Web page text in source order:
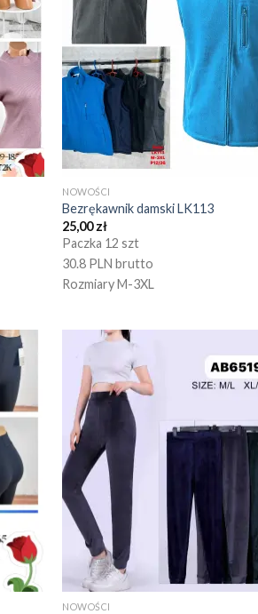
NOWOŚCI
Bezrękawnik damski LK113
25,00zł
Paczka 12 szt
30.8 PLN brutto
Rozmiary M-3XL
NOWOŚCI